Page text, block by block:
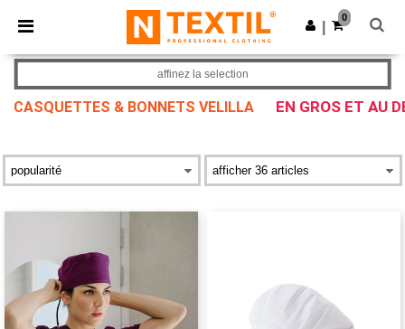
× Appli Ntextil
Meilleurs prix sur l’app !
Obtenir l'appli
0
CASQUETTES & BONNETS VELILLA EN GROS ET AU
affinez la selection